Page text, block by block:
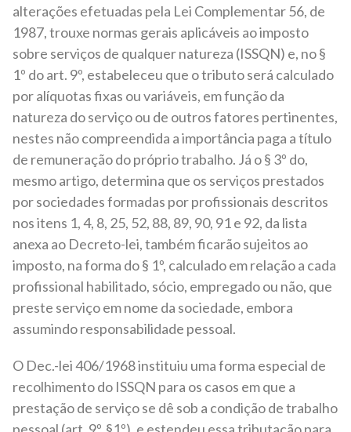
alterações efetuadas pela Lei Complementar 56, de
1987, trouxe normas gerais aplicáveis ao imposto
sobre serviços de qualquer natureza (ISSQN) e, no §
1º do art. 9º, estabeleceu que o tributo será calculado
por alíquotas fixas ou variáveis, em função da
natureza do serviço ou de outros fatores pertinentes,
nestes não compreendida a importância paga a título
de remuneração do próprio trabalho. Já o § 3º do,
mesmo artigo, determina que os serviços prestados
por sociedades formadas por profissionais descritos
nos itens 1, 4, 8, 25, 52, 88, 89, 90, 91 e 92, da lista
anexa ao Decreto-lei, também ficarão sujeitos ao
imposto, na forma do § 1º, calculado em relação a cada
profissional habilitado, sócio, empregado ou não, que
preste serviço em nome da sociedade, embora
assumindo responsabilidade pessoal.
O Dec.-lei 406/1968 instituiu uma forma especial de
recolhimento do ISSQN para os casos em que a
prestação de serviço se dê sob a condição de trabalho